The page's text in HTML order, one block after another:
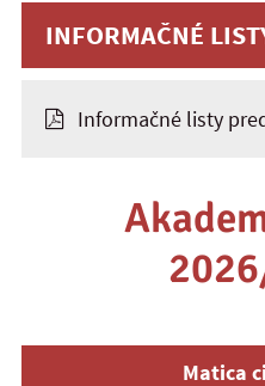
INFORMAČNÉ
Informačné listy
Matica